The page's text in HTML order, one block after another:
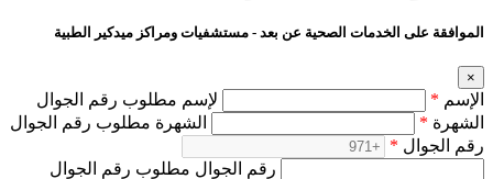
الموافقة على الخدمات الصحية عن بعد - مستشفيات ومراكز ميدكير الطبية
×
الإسم *
لإسم مطلوب رقم الجوال
الشهرة *
الشهرة مطلوب رقم الجوال
رقم الجوال *
رقم الجوال مطلوب رقم الجوال